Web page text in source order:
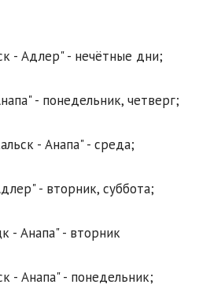
- Адлер" - нечётные дни;
- понедельник, четверг;
- Анапа" - среда;
- вторник, суббота;
- Анапа" - вторник
- Анапа" - понедельник;